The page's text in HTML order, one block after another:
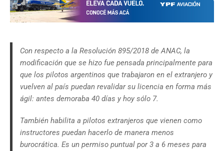
Con respecto a la Resolución 895/2018 de ANAC, la
modificación que se hizo fue pensada principalmente para
que los pilotos argentinos que trabajaron en el extranjero y
vuelven al país puedan revalidar su licencia en forma más
ágil: antes demoraba 40 días y hoy sólo 7.
También habilita a pilotos extranjeros que vienen como
instructores puedan hacerlo de manera menos
burocrática. Es un permiso puntual por 3 a 6 meses para